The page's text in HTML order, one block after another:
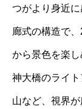
つがより身近
廊式の構造で
から景色を楽
神大橋のライ
山など、視界